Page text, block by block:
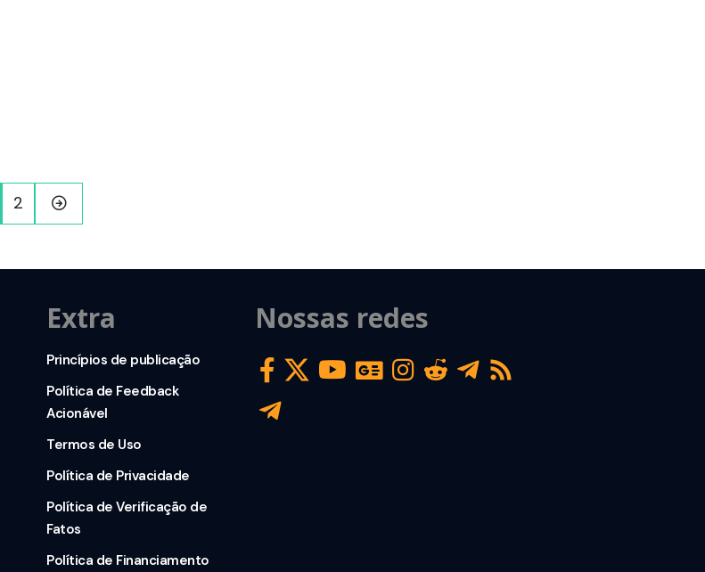
2
Extra
Princípios de publicação
Política de Feedback
Acionável
Termos de Uso
Política de Privacidade
Política de Verificação de
Fatos
Política de Financiamento
Nossas redes